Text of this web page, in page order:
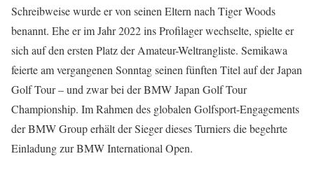
Schreibweise wurde er von seinen Eltern nach Tiger Woods
benannt. Ehe er im Jahr 2022 ins Profilager wechselte, spielte er
sich auf den ersten Platz der Amateur-Weltrangliste. Semikawa
feierte am vergangenen Sonntag seinen fünften Titel auf der Japan
Golf Tour – und zwar bei der BMW Japan Golf Tour
Championship. Im Rahmen des globalen Golfsport-Engagements
der BMW Group erhält der Sieger dieses Turniers die begehrte
Einladung zur BMW International Open.